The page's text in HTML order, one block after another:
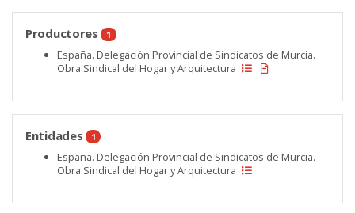
Productores 1
España. Delegación Provincial de Sindicatos de Murcia.
Obra Sindical del Hogar y Arquitectura
Entidades 1
España. Delegación Provincial de Sindicatos de Murcia.
Obra Sindical del Hogar y Arquitectura